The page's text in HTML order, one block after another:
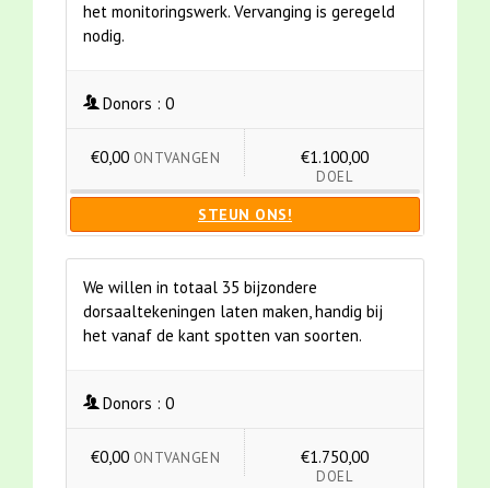
het monitoringswerk. Vervanging is geregeld
nodig.
Donors : 0
€0,00 ONTVANGEN €1.100,00
DOEL
STEUN ONS!
We willen in totaal 35 bijzondere
dorsaaltekeningen laten maken, handig bij
het vanaf de kant spotten van soorten.
Donors : 0
€0,00 ONTVANGEN €1.750,00
DOEL